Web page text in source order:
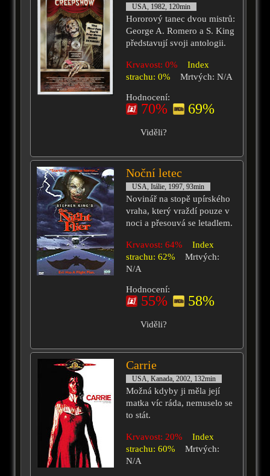
USA, 1982, 120min
Hororový tanec dvou mistrů:
George A. Romero a S. King
představují svoji antologii.
Krvavost: 0%
Index
strachu: 0%
Mrtvých: N/A
Hodnocení:
70% 69%
Viděli?
Noční letec
USA, Itálie, 1997, 93min
Novinář na stopě upírského
vraha, který vraždí pouze v
noci a přesouvá se letadlem.
Krvavost: 64%
Index
strachu: 62%
Mrtvých:
N/A
Hodnocení:
55% 58%
Viděli?
Carrie
USA, Kanada, 2002, 132min
Možná kdyby ji měla její
matka víc ráda, nemuselo se
to stát.
Krvavost: 20%
Index
strachu: 60%
Mrtvých:
N/A